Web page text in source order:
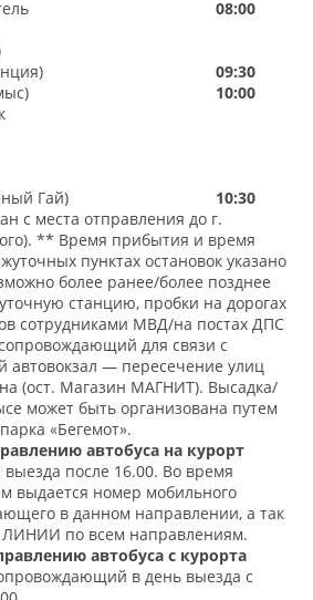
08:00
09:30
10:00
Гай)
10:30
с места отправления до г.
** Время прибытия и время
пунктах остановок указано
более ранее/более позднее
станцию, пробки на дорогах
сотрудниками МВД/на постах ДПС
для связи с
автовокзал — пересечение улиц
(ост. Магазин МАГНИТ). Высадка/
может быть организована путем
«Бегемот».
автобуса на курорт
после 16.00. Во время
выдается номер мобильного
в данном направлении, а так
по всем направлениям.
автобуса с курорта
в день выезда с